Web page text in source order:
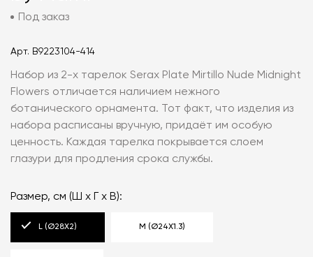
Под заказ
Арт. B9223104-414
Набор из 2-х тарелок Serax Plate Mirtillo Nude Midnight
Flowers отличается наличием нежного
ботанического орнамента. Тот факт, что изделия из
набора расписаны вручную, придаёт им особую
ценность. Каждая тарелка покрывается слоем
глазури для продления срока службы.
Размер, см (Ш х Г х В):
L (Ø28X2) M (Ø24Х1.3)